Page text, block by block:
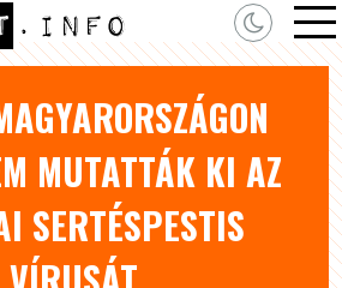
MUTATTÁK KI AZ
SERTÉSPESTIS